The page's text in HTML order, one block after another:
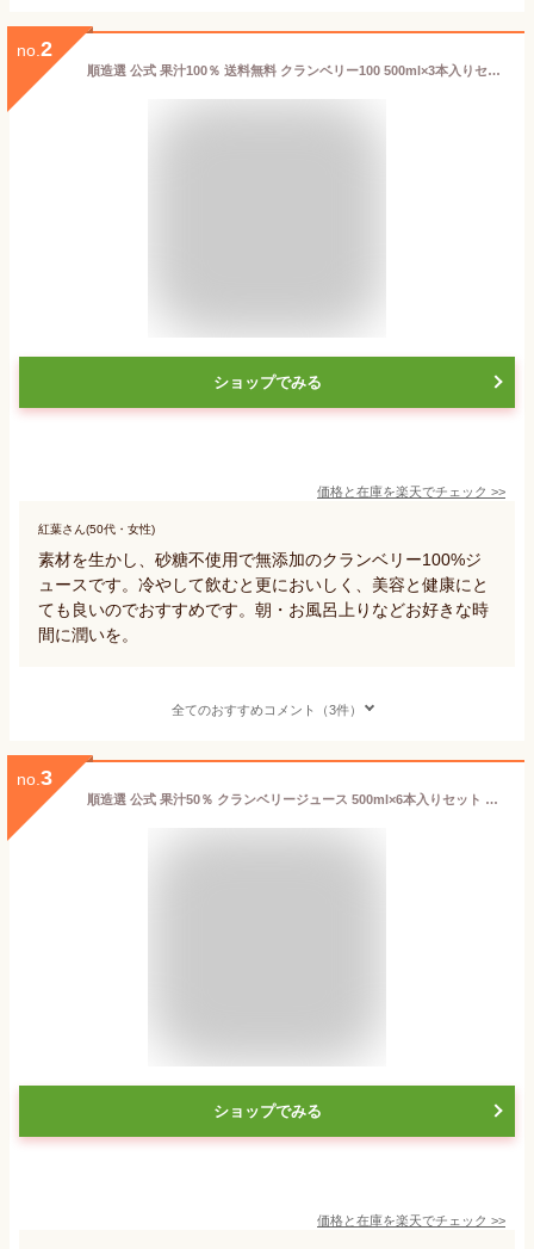
no. 2
順造選 公式 果汁100％ 送料無料 クランベリー100 500ml×3本入りセット 保存料 香料 無添加 クランベリージュース ストレート マルカイ グランベリージュース キナ酸 砂糖不使用 ジュース
ショップでみる
価格と在庫を楽天でチェック >>
紅葉さん(50代・女性)
素材を生かし、砂糖不使用で無添加のクランベリー100%ジ
ュースです。冷やして飲むと更においしく、美容と健康にと
ても良いのでおすすめです。朝・お風呂上りなどお好きな時
間に潤いを。
全てのおすすめコメント（3件）
no. 3
順造選 公式 果汁50％ クランベリージュース 500ml×6本入りセット クランベリー マルカイコーポレーション マルカイ
ショップでみる
価格と在庫を楽天でチェック >>